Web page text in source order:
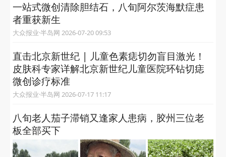
一站式微创清除胆结石，八旬阿尔茨海默症患
者重获新生
大众报业·半岛网 2026-07-20 09:53
直击北京新世纪 | 儿童色素痣切勿盲目激光！
皮肤科专家详解北京新世纪儿童医院环钻切痣
微创诊疗标准
大众报业·半岛网 2026-07-17 11:17
八旬老人茄子滞销又逢家人患病，胶州三位老
板全部买下